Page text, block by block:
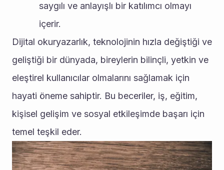
saygılı ve anlayışlı bir katılımcı olmayı
içerir.
Dijital okuryazarlık, teknolojinin hızla değiştiği ve
geliştiği bir dünyada, bireylerin bilinçli, yetkin ve
eleştirel kullanıcılar olmalarını sağlamak için
hayati öneme sahiptir. Bu beceriler, iş, eğitim,
kişisel gelişim ve sosyal etkileşimde başarı için
temel teşkil eder.